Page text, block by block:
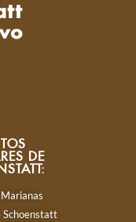
DE
Schoenstatt